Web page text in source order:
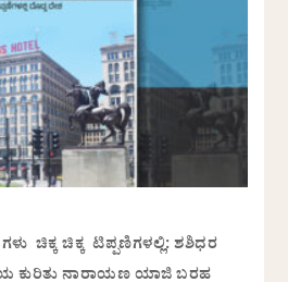
ಚಿಕ್ಕ ಚಿಕ್ಕ ಟಿಪ್ಪಣಿಗಳಲ್ಲಿ: ಶಶಿಧರ